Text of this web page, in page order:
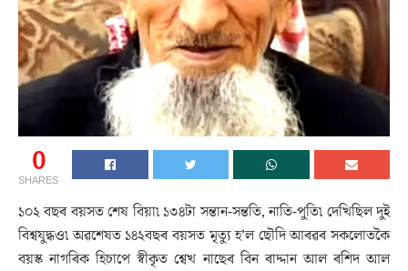
0
SHARES
১০২ বছৰ বয়সত শেষ বিয়া৷ ১৩৪টা সন্তান-সন্ততি, নাতি-পুতি৷ দেখিছিল দুই
বিশ্বযুদ্ধও৷ অৱশেষত ১৪২বছৰ বয়সত মৃত্যু হ’ল ছৌদি আৰৱৰ সকলোতকৈ
বয়স্ক নাগৰিক হিচাপে স্বীকৃত শ্বেখ নাছেৰ বিন ৰাদ্দান আল ৰশিদ আল